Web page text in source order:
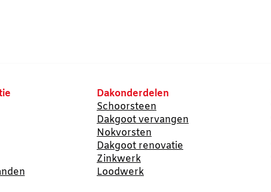
Dakonderdelen
Schoorsteen
Dakgoot vervangen
Nokvorsten
Dakgoot renovatie
Zinkwerk
Loodwerk